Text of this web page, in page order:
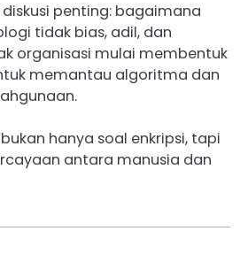
diskusi penting: bagaimana
tidak bias, adil, dan
organisasi mulai membentuk
memantau algoritma dan
hanya soal enkripsi, tapi
antara manusia dan